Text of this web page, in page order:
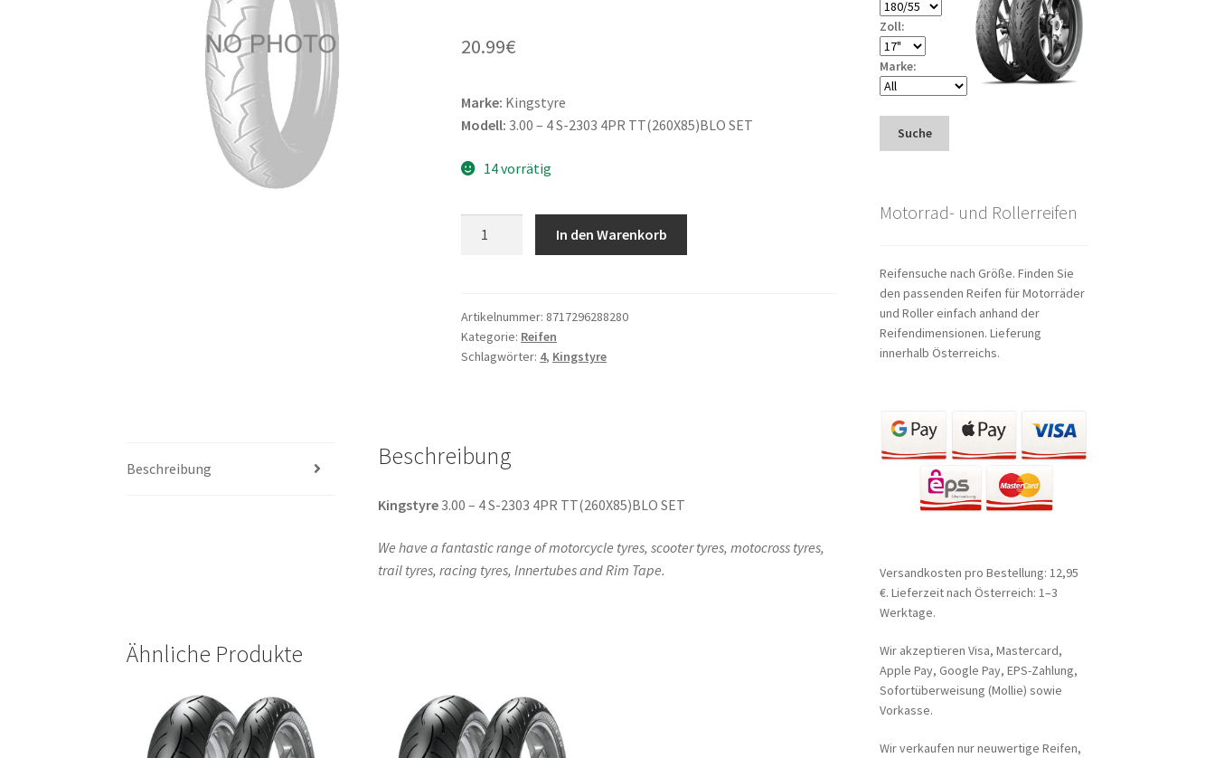
20.99€
Marke: Kingstyre
Modell: 3.00 – 4 S-2303 4PR TT(260X85)BLO SET
14 vorrätig
S-
2303
4PR
In den Warenkorb
Artikelnummer: 8717296288280
Kategorie: Reifen
Schlagwörter: 4, Kingstyre
Beschreibung Beschreibung
Kingstyre3.00 – 4 S-2303 4PR TT(260X85)BLO SET
We have a fantastic range of motorcycle tyres, scooter tyres, motocross tyres,
trail tyres, racing tyres, Innertubes and Rim Tape.
Ähnliche Produkte
Zoll:
Marke:
Suche
Motorrad- und Rollerreifen
Reifensuche nach Größe. Finden Sie
den passenden Reifen für Motorräder
und Roller einfach anhand der
Reifendimensionen. Lieferung
innerhalb Österreichs.
Versandkosten pro Bestellung: 12,95
€. Lieferzeit nach Österreich: 1–3
Werktage.
Wir akzeptieren Visa, Mastercard,
Apple Pay, Google Pay, EPS-Zahlung,
Sofortüberweisung (Mollie) sowie
Vorkasse.
Wir verkaufen nur neuwertige Reifen,